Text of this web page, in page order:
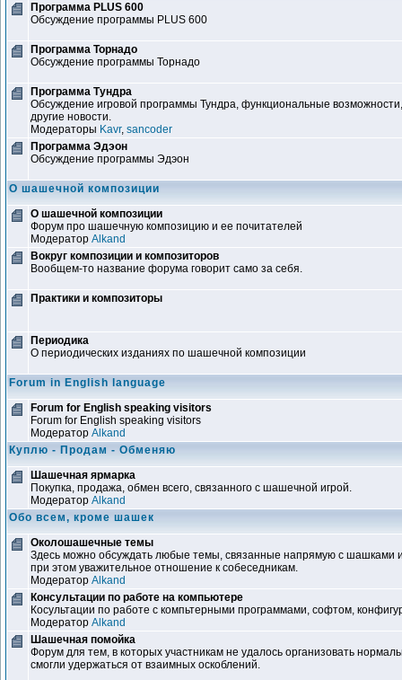
Программа PLUS 600
Обсуждение программы PLUS 600
Программа Торнадо
Обсуждение программы Торнадо
Программа Тундра
Обсуждение игровой программы Тундра, функциональные
другие новости.
Модераторы Kavr, sancoder
Программа Эдэон
Обсуждение программы Эдэон
О шашечной композиции
О шашечной композиции
Форум про шашечную композицию и ее почитателей
Модератор Alkand
Вокруг композиции и композиторов
Вообщем-то название форума говорит само за себя.
Практики и композиторы
Периодика
О периодических изданиях по шашечной композиции
Forum in English language
Forum for English speaking visitors
Forum for English speaking visitors
Модератор Alkand
Куплю - Продам - Обменяю
Шашечная ярмарка
Покупка, продажа, обмен всего, связанного с шашечной игрой.
Модератор Alkand
Обо всем, кроме шашек
Околошашечные темы
Здесь можно обсуждать любые темы, связанные напрямую с шашками
при этом уважительное отношение к собеседникам.
Модератор Alkand
Консультации по работе на компьютере
Косультации по работе с компьтерными программами, софтом,
Модератор Alkand
Шашечная помойка
Форум для тем, в которых участникам не удалось организовать
смогли удержаться от взаимных оскоблений.